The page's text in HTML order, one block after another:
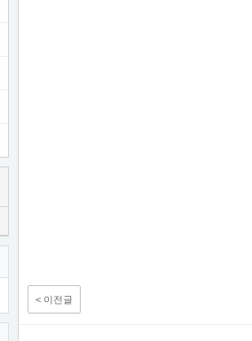
< 이전글